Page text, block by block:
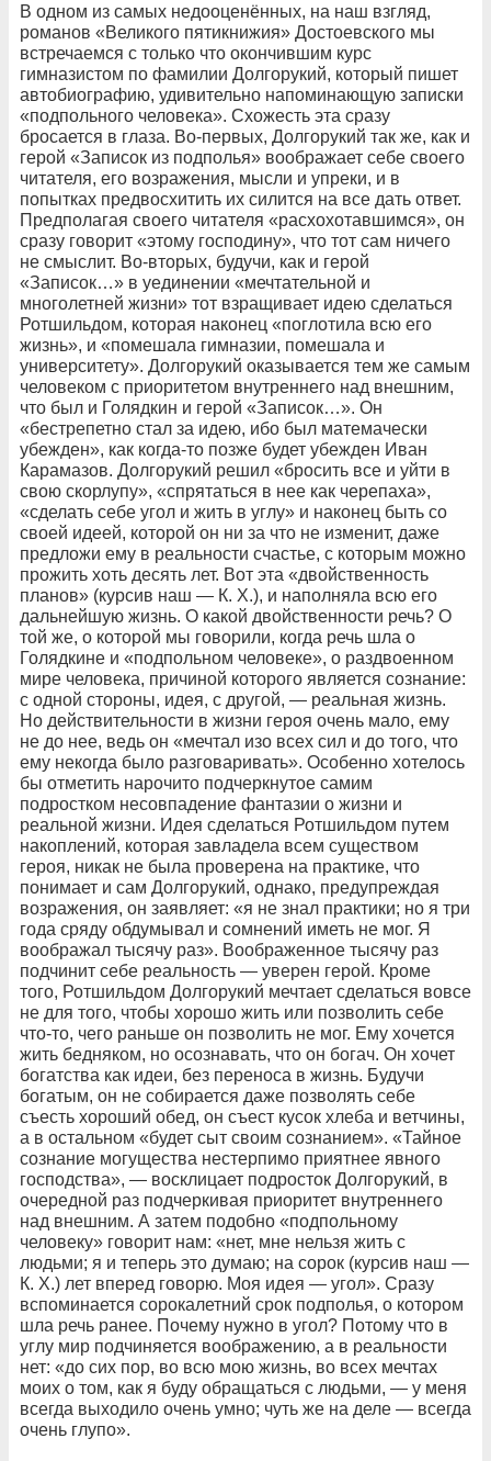
В одном из самых недооценённых, на наш взгляд,
романов «Великого пятикнижия» Достоевского мы
встречаемся с только что окончившим курс
гимназистом по фамилии Долгорукий, который пишет
автобиографию, удивительно напоминающую записки
«подпольного человека». Схожесть эта сразу
бросается в глаза. Во-первых, Долгорукий так же, как и
герой «Записок из подполья» воображает себе своего
читателя, его возражения, мысли и упреки, и в
попытках предвосхитить их силится на все дать ответ.
Предполагая своего читателя «расхохотавшимся», он
сразу говорит «этому господину», что тот сам ничего
не смыслит. Во-вторых, будучи, как и герой
«Записок…» в уединении «мечтательной и
многолетней жизни» тот взращивает идею сделаться
Ротшильдом, которая наконец «поглотила всю его
жизнь», и «помешала гимназии, помешала и
университету». Долгорукий оказывается тем же самым
человеком с приоритетом внутреннего над внешним,
что был и Голядкин и герой «Записок…». Он
«бестрепетно стал за идею, ибо был матемачески
убежден», как когда-то позже будет убежден Иван
Карамазов. Долгорукий решил «бросить все и уйти в
свою скорлупу», «спрятаться в нее как черепаха»,
«сделать себе угол и жить в углу» и наконец быть со
своей идеей, которой он ни за что не изменит, даже
предложи ему в реальности счастье, с которым можно
прожить хоть десять лет. Вот эта «двойственность
планов» (курсив наш — К. Х.), и наполняла всю его
дальнейшую жизнь. О какой двойственности речь? О
той же, о которой мы говорили, когда речь шла о
Голядкине и «подпольном человеке», о раздвоенном
мире человека, причиной которого является сознание:
с одной стороны, идея, с другой, — реальная жизнь.
Но действительности в жизни героя очень мало, ему
не до нее, ведь он «мечтал изо всех сил и до того, что
ему некогда было разговаривать». Особенно хотелось
бы отметить нарочито подчеркнутое самим
подростком несовпадение фантазии о жизни и
реальной жизни. Идея сделаться Ротшильдом путем
накоплений, которая завладела всем существом
героя, никак не была проверена на практике, что
понимает и сам Долгорукий, однако, предупреждая
возражения, он заявляет: «я не знал практики; но я три
года сряду обдумывал и сомнений иметь не мог. Я
воображал тысячу раз». Воображенное тысячу раз
подчинит себе реальность — уверен герой. Кроме
того, Ротшильдом Долгорукий мечтает сделаться вовсе
не для того, чтобы хорошо жить или позволить себе
что-то, чего раньше он позволить не мог. Ему хочется
жить бедняком, но осознавать, что он богач. Он хочет
богатства как идеи, без переноса в жизнь. Будучи
богатым, он не собирается даже позволять себе
съесть хороший обед, он съест кусок хлеба и ветчины,
а в остальном «будет сыт своим сознанием». «Тайное
сознание могущества нестерпимо приятнее явного
господства», — восклицает подросток Долгорукий, в
очередной раз подчеркивая приоритет внутреннего
над внешним. А затем подобно «подпольному
человеку» говорит нам: «нет, мне нельзя жить с
людьми; я и теперь это думаю; на сорок (курсив наш —
К. Х.) лет вперед говорю. Моя идея — угол». Сразу
вспоминается сорокалетний срок подполья, о котором
шла речь ранее. Почему нужно в угол? Потому что в
углу мир подчиняется воображению, а в реальности
нет: «до сих пор, во всю мою жизнь, во всех мечтах
моих о том, как я буду обращаться с людьми, — у меня
всегда выходило очень умно; чуть же на деле — всегда
очень глупо».